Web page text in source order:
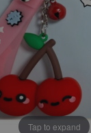
Tap to expand